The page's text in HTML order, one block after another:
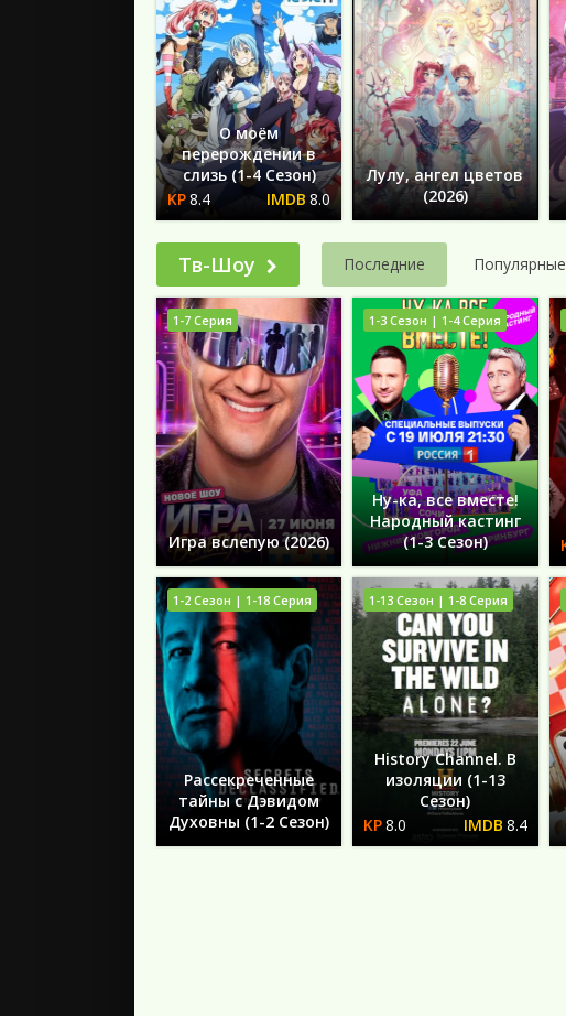
О моём
перерождении в
слизь (1-4 Сезон)
8.4
8.0
Лулу, ангел цветов
(2026)
Тв-Шоу Последние Популярные
Игра вслепую (2026)
1-7 Серия
Ну-ка, все вместе!
Народный кастинг
(1-3 Сезон)
1-3 Сезон | 1-4 Серия
Рассекреченные
тайны с Дэвидом
Духовны (1-2 Сезон)
1-2 Сезон | 1-18 Серия
History Channel. В
изоляции (1-13
Сезон)
8.0
8.4
1-13 Сезон | 1-8 Серия